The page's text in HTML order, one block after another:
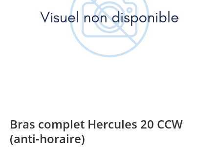
Bras complet Hercules 20 CCW
(anti-horaire)